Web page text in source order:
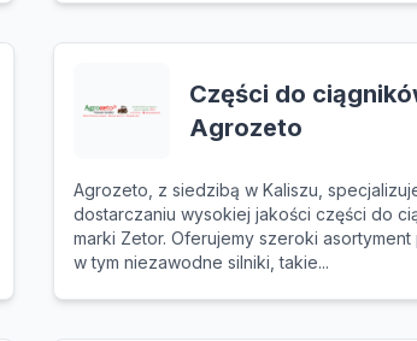
Części do
Agrozeto
Agrozeto, z siedzibą w Kaliszu,
dostarczaniu wysokiej jakości części do
marki Zetor. Oferujemy szeroki asortyment
w tym niezawodne silniki, takie...